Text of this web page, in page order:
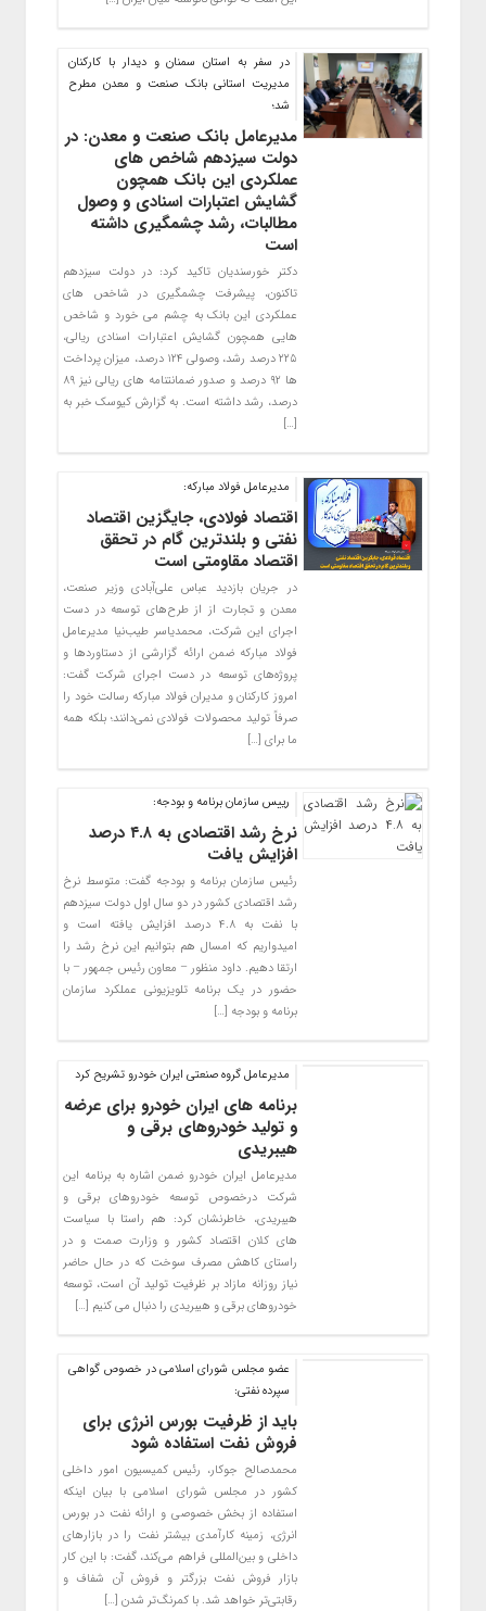
در سفر به استان سمنان و دیدار با کارکنان
مدیریت استانی بانک صنعت و معدن مطرح
شد؛
مدیرعامل بانک صنعت و معدن: در
دولت سیزدهم شاخص های
عملکردی این بانک همچون
گشایش اعتبارات اسنادی و وصول
مطالبات، رشد چشمگیری داشته
است
دکتر خورسندیان تاکید کرد: در دولت سیزدهم
تاکنون، پیشرفت چشمگیری در شاخص های
عملکردی این بانک به چشم می خورد و شاخص
هایی همچون گشایش اعتبارات اسنادی ریالی،
۲۲۵ درصد رشد، وصولی ۱۲۴ درصد، میزان پرداخت
ها ۹۲ درصد و صدور ضمانتنامه های ریالی نیز ۸۹
درصد، رشد داشته است. به گزارش کیوسک خبر به
[…]
مدیرعامل فولاد مبارکه:
اقتصاد فولادی، جایگزین اقتصاد
نفتی و بلندترین گام در تحقق
اقتصاد مقاومتی است
در جریان بازدید عباس علی‌آبادی وزیر صنعت،
معدن و تجارت از از طرح‌های توسعه در دست
اجرای این شرکت، محمدیاسر طیب‌نیا مدیرعامل
فولاد مبارکه ضمن ارائه گزارشی از دستاوردها و
پروژه‌های توسعه در دست اجرای شرکت گفت:
امروز کارکنان و مدیران فولاد مبارکه رسالت خود را
صرفاً تولید محصولات فولادی نمی‌دانند؛ بلکه همه
ما برای […]
رییس سازمان برنامه و بودجه:
نرخ رشد اقتصادی به ۴.۸ درصد
افزایش یافت
رئیس سازمان برنامه و بودجه گفت: متوسط نرخ
رشد اقتصادی کشور در دو سال اول دولت سیزدهم
با نفت به ۴.۸ درصد افزایش یافته است و
امیدواریم که امسال هم بتوانیم این نرخ رشد را
ارتقا دهیم. داود منظور – معاون رئیس جمهور – با
حضور در یک برنامه تلویزیونی عملکرد سازمان
برنامه و بودجه […]
مدیرعامل گروه صنعتی ایران خودرو تشریح کرد
برنامه های ایران خودرو برای عرضه
و تولید خودروهای برقی و
هیبریدی
مدیرعامل ایران خودرو ضمن اشاره به برنامه این
شرکت درخصوص توسعه خودروهای برقی و
هیبریدی، خاطرنشان کرد: هم راستا با سیاست
های کلان اقتصاد کشور و وزارت صمت و در
راستای کاهش مصرف سوخت که در حال حاضر
نیاز روزانه مازاد بر ظرفیت تولید آن است، توسعه
خودروهای برقی و هیبریدی را دنبال می کنیم […]
عضو مجلس شورای اسلامی در خصوص گواهی
سپرده نفتی:
باید از ظرفیت بورس انرژی برای
فروش نفت استفاده شود
محمدصالح جوکار، رئیس کمیسیون امور داخلی
کشور در مجلس شورای اسلامی با بیان اینکه
استفاده از بخش خصوصی و ارائه نفت در بورس
انرژی، زمینه‌ کارآمدی بیشتر نفت را در بازارهای
داخلی و بین‌المللی فراهم می‌کند، گفت: با این کار
بازار فروش نفت بزرگتر و فروش آن شفاف و
رقابتی‌تر خواهد شد. با کمرنگ‌تر شدن […]